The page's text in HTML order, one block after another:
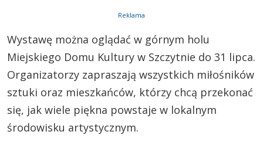
Reklama
Wystawę można oglądać w górnym holu
Miejskiego Domu Kultury w Szczytnie do 31 lipca.
Organizatorzy zapraszają wszystkich miłośników
sztuki oraz mieszkańców, którzy chcą przekonać
się, jak wiele piękna powstaje w lokalnym
środowisku artystycznym.